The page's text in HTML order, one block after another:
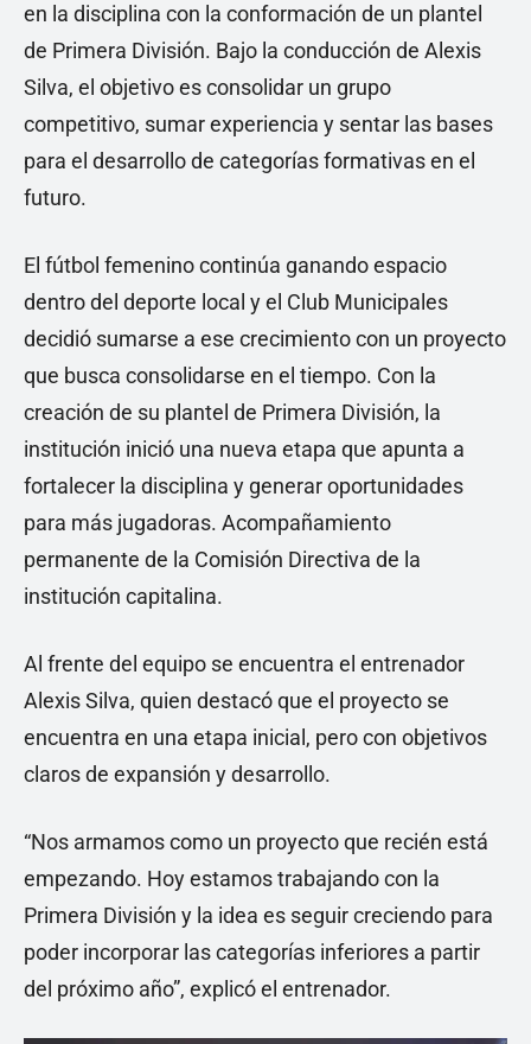
en la disciplina con la conformación de un plantel
de Primera División. Bajo la conducción de Alexis
Silva, el objetivo es consolidar un grupo
competitivo, sumar experiencia y sentar las bases
para el desarrollo de categorías formativas en el
futuro.
El fútbol femenino continúa ganando espacio
dentro del deporte local y el Club Municipales
decidió sumarse a ese crecimiento con un proyecto
que busca consolidarse en el tiempo. Con la
creación de su plantel de Primera División, la
institución inició una nueva etapa que apunta a
fortalecer la disciplina y generar oportunidades
para más jugadoras. Acompañamiento
permanente de la Comisión Directiva de la
institución capitalina.
Al frente del equipo se encuentra el entrenador
Alexis Silva, quien destacó que el proyecto se
encuentra en una etapa inicial, pero con objetivos
claros de expansión y desarrollo.
“Nos armamos como un proyecto que recién está
empezando. Hoy estamos trabajando con la
Primera División y la idea es seguir creciendo para
poder incorporar las categorías inferiores a partir
del próximo año”, explicó el entrenador.